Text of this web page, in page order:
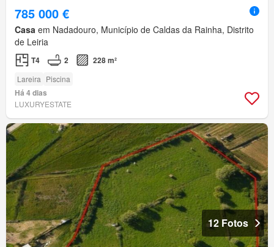
785 000 €
Casa em Nadadouro, Município de Caldas da Rainha, Distrito
de Leiria
T4 2 228 m²
Lareira Piscina
Há 4 dias
LUXURYESTATE
12 Fotos